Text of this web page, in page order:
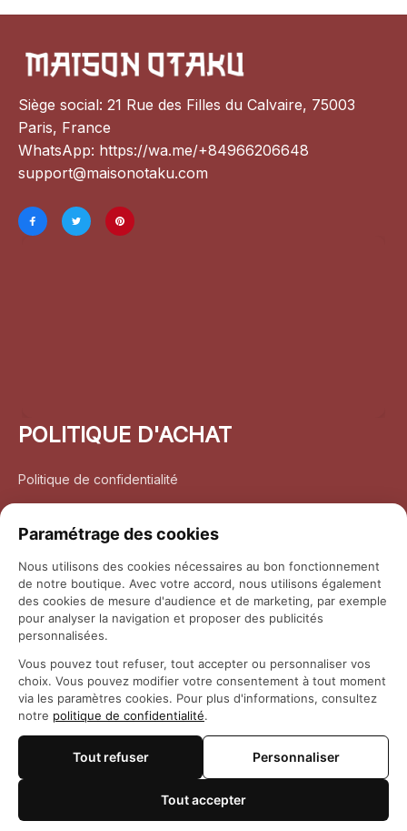
Siège social: 21 Rue des Filles du Calvaire, 75003
Paris, France
WhatsApp: https://wa.me/+84966206648
support@maisonotaku.com
POLITIQUE D'ACHAT
Politique de confidentialité
Politique de retour et remboursement
Coordonnées
Questions fréquemment posées
© 2026 Maison Otaku
Paramétrage des cookies
Nous utilisons des cookies nécessaires au bon fonctionnement
de notre boutique. Avec votre accord, nous utilisons également
des cookies de mesure d'audience et de marketing, par exemple
pour analyser la navigation et proposer des publicités
personnalisées.
Vous pouvez tout refuser, tout accepter ou personnaliser vos
choix. Vous pouvez modifier votre consentement à tout moment
via les paramètres cookies. Pour plus d'informations, consultez
notre politique de confidentialité.
Tout refuser Personnaliser
Tout accepter